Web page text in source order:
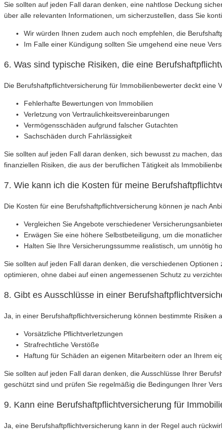
Sie sollten auf jeden Fall daran denken, eine nahtlose Deckung
über alle relevanten Informationen, um sicherzustellen, dass Sie
Wir würden Ihnen zudem auch noch empfehlen, die
Im Falle einer Kündigung sollten Sie umgehend eine neue
6. Was sind typische Risiken, die eine
Die Berufshaftpflichtversicherung für Immobilienbewerter deckt eine
Fehlerhafte Bewertungen von Immobilien
Verletzung von Vertraulichkeitsvereinbarungen
Vermögensschäden aufgrund falscher Gutachten
Sachschäden durch Fahrlässigkeit
Sie sollten auf jeden Fall daran denken, sich bewusst zu machen,
finanziellen Risiken, die aus der beruflichen Tätigkeit als
7. Wie kann ich die Kosten für meine
Die Kosten für eine Berufshaftpflichtversicherung können je nach
Vergleichen Sie Angebote verschiedener
Erwägen Sie eine höhere Selbstbeteiligung, um die
Halten Sie Ihre Versicherungssumme realistisch, um unnötig
Sie sollten auf jeden Fall daran denken, die verschiedenen
optimieren, ohne dabei auf einen angemessenen Schutz zu
8. Gibt es Ausschlüsse in einer
Ja, in einer Berufshaftpflichtversicherung können bestimmte
Vorsätzliche Pflichtverletzungen
Strafrechtliche Verstöße
Haftung für Schäden an eigenen Mitarbeitern oder an Ihrem
Sie sollten auf jeden Fall daran denken, die Ausschlüsse Ihrer
geschützt sind und prüfen Sie regelmäßig die Bedingungen Ihrer
9. Kann eine Berufshaftpflichtversicherung für
Ja, eine Berufshaftpflichtversicherung kann in der Regel auch